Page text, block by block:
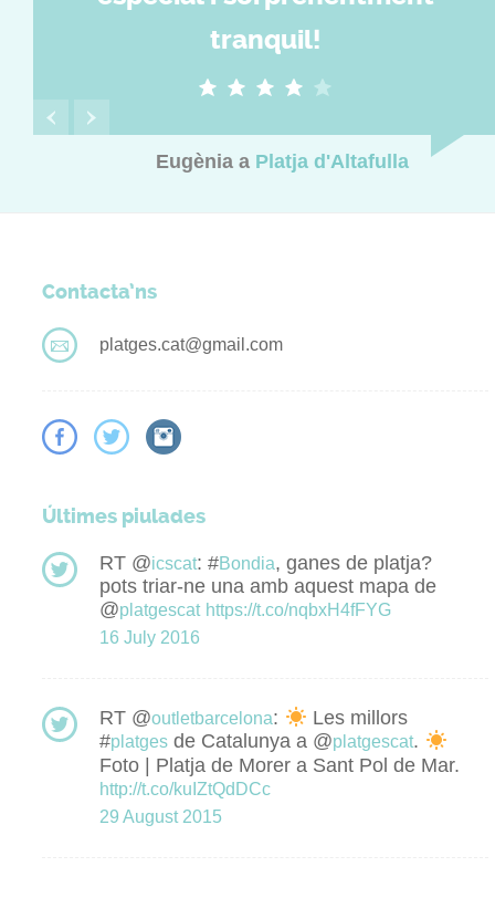
tranquil!
Eugènia a Platja d'Altafulla
Contacta’ns
platges.cat@gmail.com
Últimes piulades
RT @icscat: #Bondia, ganes de platja?
pots triar-ne una amb aquest mapa de
@platgescat https://t.co/nqbxH4fFYG
16 July 2016
RT @outletbarcelona:
Les millors
#platges de Catalunya a @platgescat.
Foto | Platja de Morer a Sant Pol de Mar.
http://t.co/kuIZtQdDCc
29 August 2015